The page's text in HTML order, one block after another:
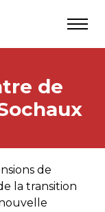
de
de
la transition